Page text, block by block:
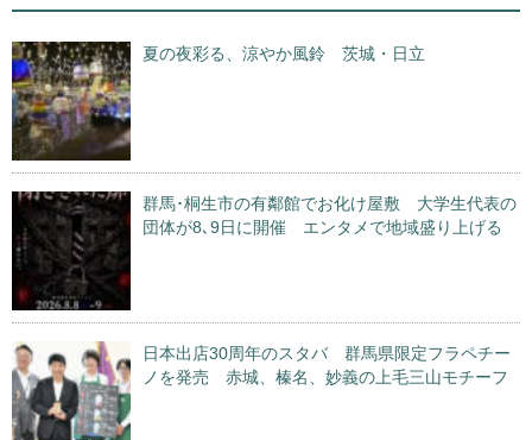
夏の夜彩る、涼やか風鈴 茨城・日立
群馬･桐生市の有鄰館でお化け屋敷 大学生代表の
団体が8､9日に開催 エンタメで地域盛り上げる
日本出店30周年のスタバ 群馬県限定フラペチー
ノを発売 赤城、榛名、妙義の上毛三山モチーフ